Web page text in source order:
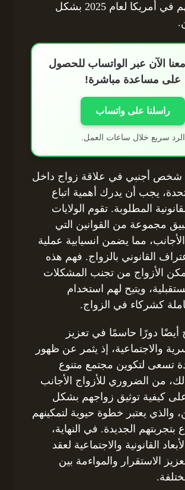
توثيق زواجهم في أمريكا لعام 2025 بشكل
الآن عبر الواتساب للحصول
على مساعدة مباشرة!
راسلنا على واتساب
الرد سريع خلال ساعات العمل.
شخص أجنبي في علاقة زواج داخل
يجب أن يدرك أهمية اتباع
المطلوبة. تقوم الولايات
مجموعة من القوانين التي
مما يضمن انسيابية عملية
القانوني بالزواج. فهم هذه
الأزواج من تجنب المشكلات
ويتيح لهم استخدام
كشركاء في الزواج.
أيضًا دورًا حاسمًا في تعزيز
والاجتماعية، إذ يثمر عن ظهور
تسعى لتكوين مجتمع متنوع
من الضروري للأزواج الأجانب
كيفية توثيق زواجهم بشكل
والذي يعتبر خطوة حيوية لتمكينهم
بتجربتهم الجديدة. في النهاية،
القانونية والاجتماعية لعقد
الاستقرار والمواءمة بين